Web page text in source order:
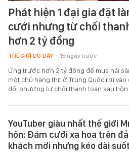
Phát hiện 1 đại gia đặt
cưới nhưng từ chối
hơn 2 tỷ đồng
THẾ GIỚI ĐÓ ĐÂY - 15 ngày trước
Ứng trước hơn 2 tỷ đồng để mua hải
một chủ hàng thịt ở Trung Quốc rơi
đối phương từ chối thanh toán sau hôn
YouTuber giàu nhất thế giới
hôn: Đám cưới xa hoa trên
khách mời nhưng kéo dài